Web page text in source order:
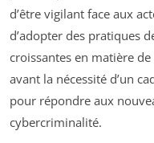
d’être vigilant face aux
d’adopter des pratiques
croissantes en matière de
avant la nécessité d’un
pour répondre aux
cybercriminalité.